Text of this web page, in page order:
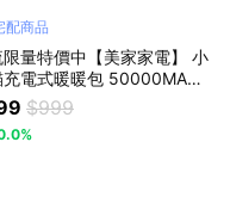
配商品
限量特價中【美家家電】 小
充電式暖暖包 50000MAH
暖暖蛋 電暖蛋 暖暖包
色出貨) + 送小禮物 x1
$999